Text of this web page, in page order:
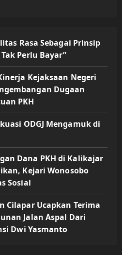
Rasa Sebagai Prinsip
Perlu Bayar”
Kejaksaan Negeri
Dugaan
PKH
ODGJ Mengamuk di
Dana PKH di Kalikajar
Kejari Wonosobo
Sosial
Cilapar Ucapkan Terima
Jalan Aspal Dari
Dwi Yasmanto